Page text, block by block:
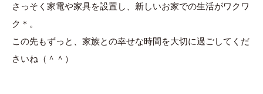
さっそく家電や家具を設置し、新しいお家での生活がワクワ
ク＊。
この先もずっと、家族との幸せな時間を大切に過ごしてくだ
さいね（＾＾）